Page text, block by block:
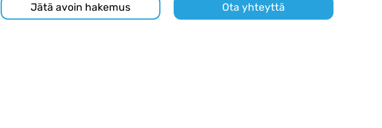
Jätä avoin hakemus Ota yhteyttä